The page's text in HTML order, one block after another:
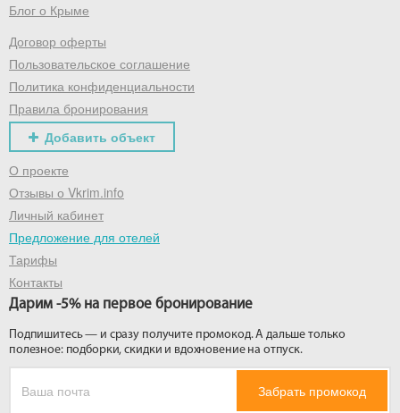
Блог о Крыме
Договор оферты
Пользовательское соглашение
Политика конфиденциальности
Правила бронирования
Добавить объект
О проекте
Отзывы о Vkrim.info
Личный кабинет
Предложение для отелей
Тарифы
Контакты
Дарим -5% на первое бронирование
Подпишитесь — и сразу получите промокод. А дальше только
полезное: подборки, скидки и вдохновение на отпуск.
Забрать промокод